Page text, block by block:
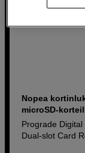
Nopea
microSD-
Prograde
Dual-slot Card